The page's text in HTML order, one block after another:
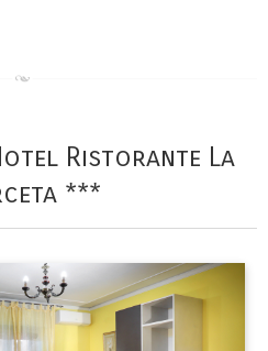
Ristorante La
***